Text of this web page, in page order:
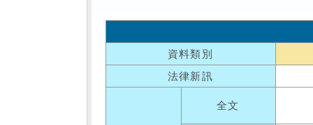
資料類別
法律新訊
全文